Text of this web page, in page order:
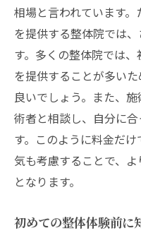
相場と言われています
を提供する整体院では
す。多くの整体院では
を提供することが多い
良いでしょう。また、
術者と相談し、自分に
す。このように料金だ
気も考慮することで、
となります。
初めての整体体験前に